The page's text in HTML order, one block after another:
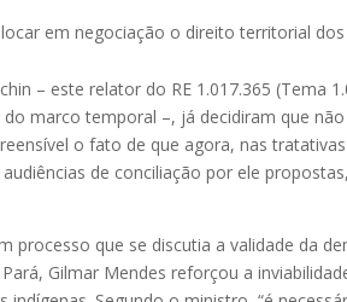
em negociação o direito territorial
– este relator do RE 1.017.365 (Tema
marco temporal –, já decidiram que
o fato de que agora, nas
de conciliação por ele
processo que se discutia a validade da
Gilmar Mendes reforçou a